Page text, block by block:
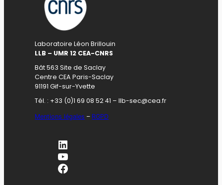
Laboratoire Léon Brillouin
LLB – UMR 12 CEA-CNRS
Bât 563 Site de Saclay
Centre CEA Paris-Saclay
91191 Gif-sur-Yvette
Tél. : +33 (0)1 69 08 52 41 – llb-sec@cea.fr
Mentions légales – RGPD
LinkedIn
YouTube
Facebook